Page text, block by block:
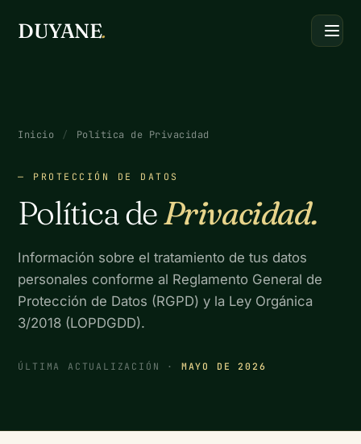
DUYANE.
Inicio / Política de Privacidad
— PROTECCIÓN DE DATOS
Política dePrivacidad.
Información sobre el tratamiento de tus datos
personales conforme al Reglamento General de
Protección de Datos (RGPD) y la Ley Orgánica
3/2018 (LOPDGDD).
ÚLTIMA ACTUALIZACIÓN · MAYO DE 2026